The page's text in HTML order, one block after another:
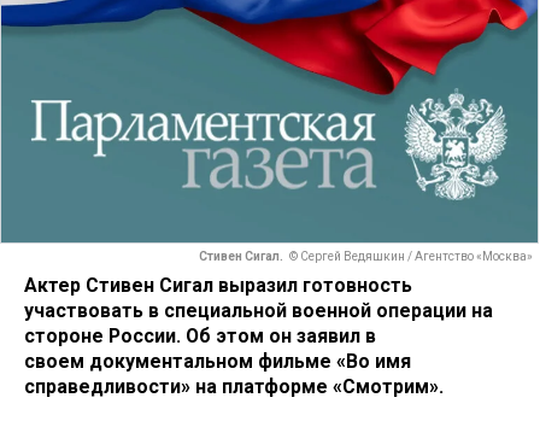
Стивен Сигал. © Сергей Ведяшкин / Агентство «Москва»
Актер Стивен Сигал выразил готовность
участвовать в специальной военной операции на
стороне России. Об этом он заявил в
своем документальном фильме «Во имя
справедливости» на платформе «Смотрим».